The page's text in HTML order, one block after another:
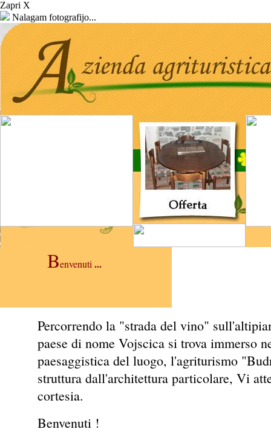
Zapri X
Nalagam fotografijo...
Benvenuti ...
Percorrendo la "strada del vino"
paese di nome Vojscica si trova immerso
paesaggistica del luogo, l'agriturismo
struttura dall'architettura particolare, Vi
cortesia.
Benvenuti !